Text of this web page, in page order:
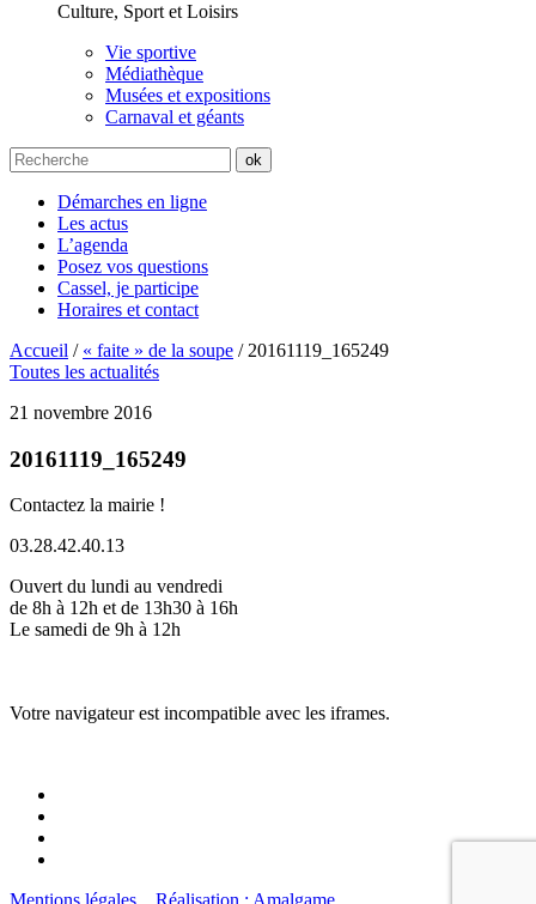
Culture, Sport et Loisirs
Vie sportive
Médiathèque
Musées et expositions
Carnaval et géants
Démarches en ligne
Les actus
L’agenda
Posez vos questions
Cassel, je participe
Horaires et contact
Accueil / « faite » de la soupe / 20161119_165249
Toutes les actualités
21 novembre 2016
20161119_165249
Contactez la mairie !
03.28.42.40.13
Ouvert du lundi au vendredi
de 8h à 12h et de 13h30 à 16h
Le samedi de 9h à 12h
Votre navigateur est incompatible avec les iframes.